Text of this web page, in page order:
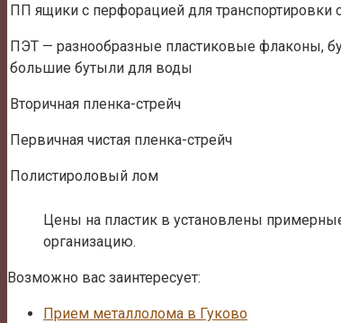
ПП ящики с перфорацией для транспортировки
ПЭТ — разнообразные пластиковые флаконы,
большие бутыли для воды
Вторичная пленка-стрейч
Первичная чистая пленка-стрейч
Полистироловый лом
Цены на пластик в установлены
организацию.
Возможно вас заинтересует:
Прием металлолома в Гуково